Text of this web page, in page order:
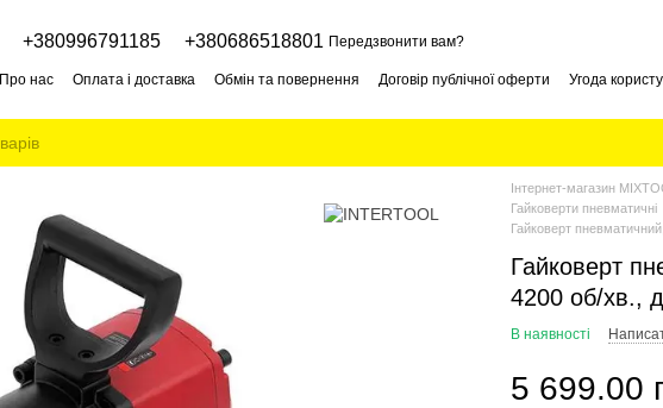
+380996791185 +380686518801 Передзвонити вам?
Про нас Оплата і доставка Обмін та повернення Договір публічної оферти Угода
Інтернет-магазин
Гайковерти пневматичні
Гайковерт
Гайковерт
4200 об/хв.,
В наявності
5 699.00